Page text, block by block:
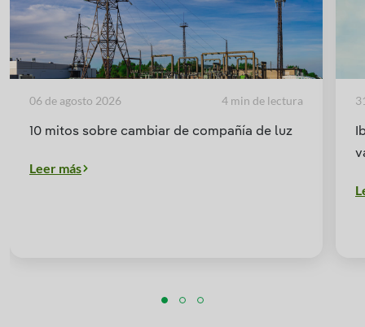
10 mitos sobre cambiar de compañía de luz
06 de agosto 2026 4 min de lectura
Leer más